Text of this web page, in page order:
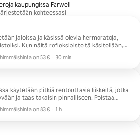
kaupungissa Farwell
kohteessasi
jaloissa ja käsissä olevia hermoratoja,
Kun näitä refleksipisteitä käsitellään,
tilaan, homeostaasiin. Nämä
parantavat verenkiertoa ja mahdollistavat
on 53 € · 30 min
käytetään pitkiä rentouttavia liikkeitä, jotka
ja taas takaisin pinnalliseen. Poistaa
jännitystä. Auttaa lievittämään väsymystä ja
hermostoa. Auttaa parantamaan
on 83 € · 1 h